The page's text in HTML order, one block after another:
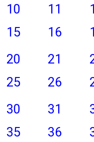
10
11
15
16
20
21
25
26
30
31
35
36